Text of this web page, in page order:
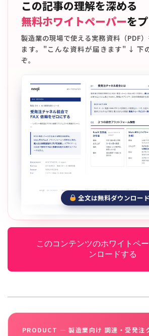
この記事の理解を深める
無料ホワイトペーパーを
製造業の現場で使える実務資料（PDF
ます。"こんな資料が届きます" ↓ 下
ぞ。
全文は無料ダウンロー
このコンテンツのホワイトペ
ンロードする
PRODUCT — 製造業向け 調達・受発注